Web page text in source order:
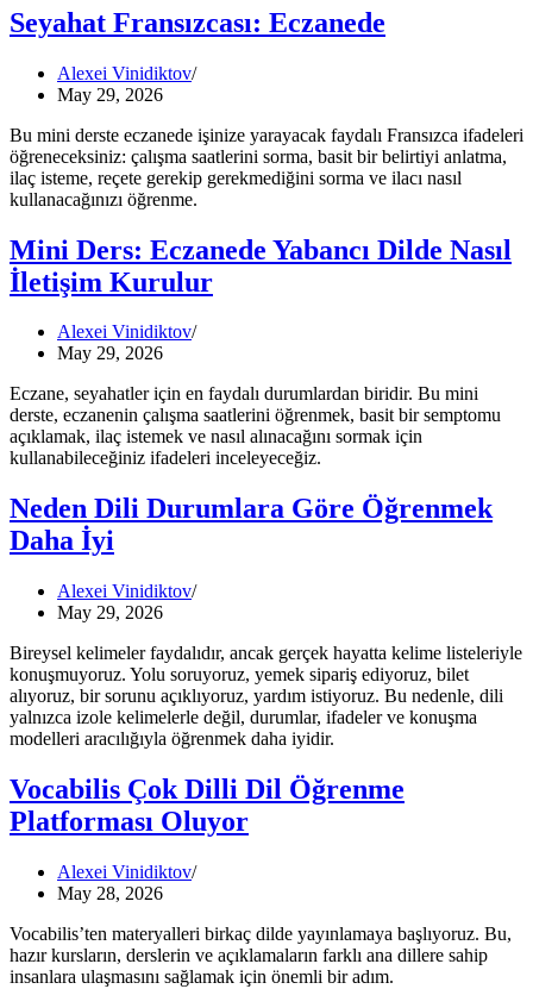
Seyahat Fransızcası: Eczanede
Alexei Vinidiktov
May 29, 2026
Bu mini derste eczanede işinize yarayacak faydalı Fransızca ifadeleri
öğreneceksiniz: çalışma saatlerini sorma, basit bir belirtiyi anlatma,
ilaç isteme, reçete gerekip gerekmediğini sorma ve ilacı nasıl
kullanacağınızı öğrenme.
Mini Ders: Eczanede Yabancı Dilde Nasıl
İletişim Kurulur
Alexei Vinidiktov
May 29, 2026
Eczane, seyahatler için en faydalı durumlardan biridir. Bu mini
derste, eczanenin çalışma saatlerini öğrenmek, basit bir semptomu
açıklamak, ilaç istemek ve nasıl alınacağını sormak için
kullanabileceğiniz ifadeleri inceleyeceğiz.
Neden Dili Durumlara Göre Öğrenmek
Daha İyi
Alexei Vinidiktov
May 29, 2026
Bireysel kelimeler faydalıdır, ancak gerçek hayatta kelime listeleriyle
konuşmuyoruz. Yolu soruyoruz, yemek sipariş ediyoruz, bilet
alıyoruz, bir sorunu açıklıyoruz, yardım istiyoruz. Bu nedenle, dili
yalnızca izole kelimelerle değil, durumlar, ifadeler ve konuşma
modelleri aracılığıyla öğrenmek daha iyidir.
Vocabilis Çok Dilli Dil Öğrenme
Platforması Oluyor
Alexei Vinidiktov
May 28, 2026
Vocabilis’ten materyalleri birkaç dilde yayınlamaya başlıyoruz. Bu,
hazır kursların, derslerin ve açıklamaların farklı ana dillere sahip
insanlara ulaşmasını sağlamak için önemli bir adım.